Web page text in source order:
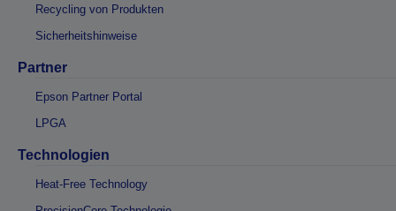
Recycling von Produkten
Sicherheitshinweise
Partner
Epson Partner Portal
LPGA
Technologien
Heat-Free Technology